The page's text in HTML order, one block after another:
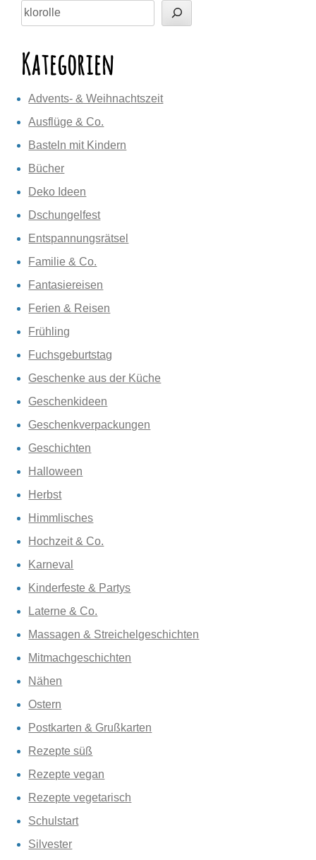
Suchen
Kategorien
Advents- & Weihnachtszeit
Ausflüge & Co.
Basteln mit Kindern
Bücher
Deko Ideen
Dschungelfest
Entspannungsrätsel
Familie & Co.
Fantasiereisen
Ferien & Reisen
Frühling
Fuchsgeburtstag
Geschenke aus der Küche
Geschenkideen
Geschenkverpackungen
Geschichten
Halloween
Herbst
Himmlisches
Hochzeit & Co.
Karneval
Kinderfeste & Partys
Laterne & Co.
Massagen & Streichelgeschichten
Mitmachgeschichten
Nähen
Ostern
Postkarten & Grußkarten
Rezepte süß
Rezepte vegan
Rezepte vegetarisch
Schulstart
Silvester